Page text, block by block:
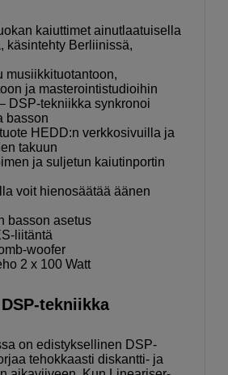
kaiuttimet ainutlaatuisella
käsintehty Berliinissä,
musiikkituotantoon,
ja masterointistudioihin
DSP-tekniikka synkronoi
basson
HEDD:n verkkosivuilla ja
takuun
ja suljetun kaiutinportin
voit hienosäätää äänen
basson asetus
liitäntä
woofer
2 x 100 Watt
tekniikka
on edistyksellinen DSP-
tehokkaasti diskantti- ja